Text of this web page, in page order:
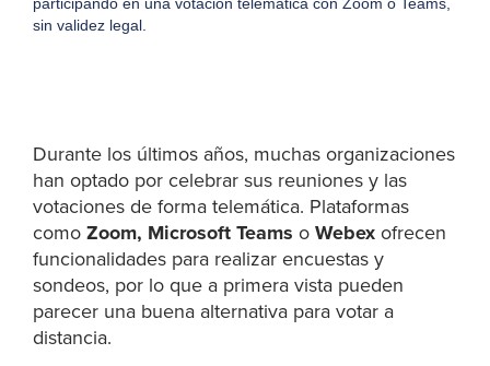
Durante los últimos años, muchas organizaciones
han optado por celebrar sus reuniones y las
votaciones de forma telemática. Plataformas
como Zoom, Microsoft Teams o Webex ofrecen
funcionalidades para realizar encuestas y
sondeos, por lo que a primera vista pueden
parecer una buena alternativa para votar a
distancia.